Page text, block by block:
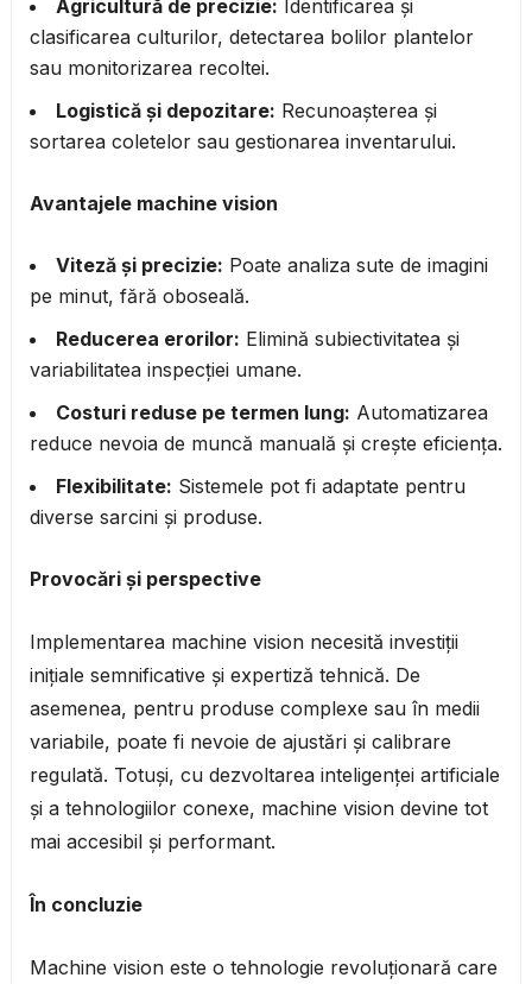
Agricultură de precizie: Identificarea și
clasificarea culturilor, detectarea bolilor plantelor
sau monitorizarea recoltei.
Logistică și depozitare: Recunoașterea și
sortarea coletelor sau gestionarea inventarului.
Avantajele machine vision
Viteză și precizie: Poate analiza sute de imagini
pe minut, fără oboseală.
Reducerea erorilor: Elimină subiectivitatea și
variabilitatea inspecției umane.
Costuri reduse pe termen lung: Automatizarea
reduce nevoia de muncă manuală și crește eficiența.
Flexibilitate: Sistemele pot fi adaptate pentru
diverse sarcini și produse.
Provocări și perspective
Implementarea machine vision necesită investiții
inițiale semnificative și expertiză tehnică. De
asemenea, pentru produse complexe sau în medii
variabile, poate fi nevoie de ajustări și calibrare
regulată. Totuși, cu dezvoltarea inteligenței artificiale
și a tehnologiilor conexe, machine vision devine tot
mai accesibil și performant.
În concluzie
Machine vision este o tehnologie revoluționară care